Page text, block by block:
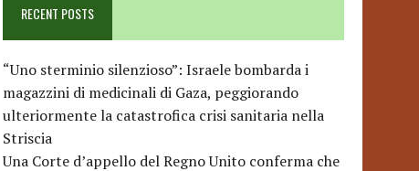
RECENT POSTS
“Uno sterminio silenzioso”: Israele bombarda i
magazzini di medicinali di Gaza, peggiorando
ulteriormente la catastrofica crisi sanitaria nella
Striscia
Una Corte d’appello del Regno Unito conferma che